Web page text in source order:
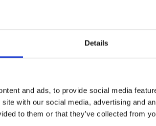
Details
and ads, to provide social media
with our social media, advertising and
to them or that they’ve collected from
Een schilderachtige stadscamping met veel
mogelijkheden voor activiteiten en
Activiteiten voor alle leeftijden
Dichtbij kanoën en vissen
Sauna